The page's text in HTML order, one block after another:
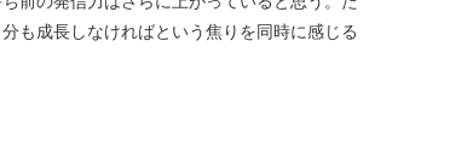
も成長しなければという焦りを同時に感じる